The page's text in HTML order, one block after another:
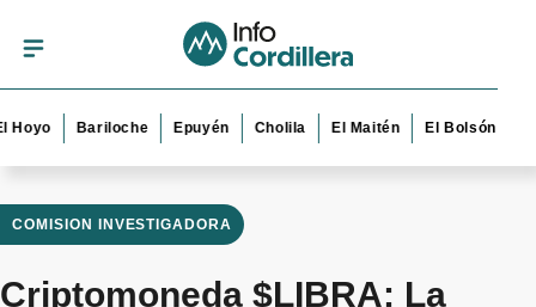
Bariloche Epuyén Cholila El Maitén El Bolsón Esquel
COMISION INVESTIGADORA
Criptomoneda $LIBRA: La